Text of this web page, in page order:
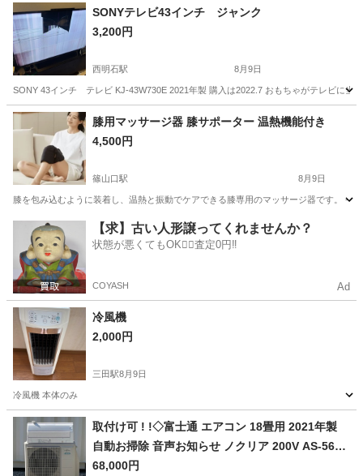
SONYテレビ43インチ ジャンク
3,200円
西明石駅 8月9日
SONY 43インチ テレビ KJ-43W730E 2021年製 購入は2022.7 おもちゃがテレビに当
兵庫 明石市 西明石駅 テレビ
膝用マッサージ器 膝サポーター 温熱機能付き
4,500円
篠山口駅 8月9日
膝を包み込むように装着し、温熱と振動でケアできる膝専用のマッサージ器です。 -
丹波篠山市 篠山口駅 美容家電
【求】古い人形譲ってくれませんか？
状態が悪くてもOK🙆‍♀️査定0円‼️
COYASH Ad
冷風機
2,000円
三田駅8月9日
冷風機 本体のみ
兵庫 三田市 三田駅 季節、空調家電
取付け可 ! !◇富士通 エアコン 18畳用 2021年製
自動お掃除 音声お知らせ ノクリア 200V AS-560C
2E8洗浄済み ! 保証付 ! 取り外し無料 ! !
68,000円